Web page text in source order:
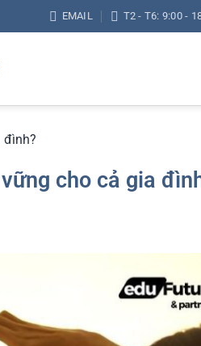
EMAIL T2 - T6: 9:00 -
đình?
cho cả gia